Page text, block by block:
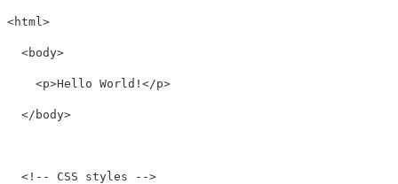
<html>
<body>
<p>Hello World! </p>
</body>
<!-- CSS styles -->